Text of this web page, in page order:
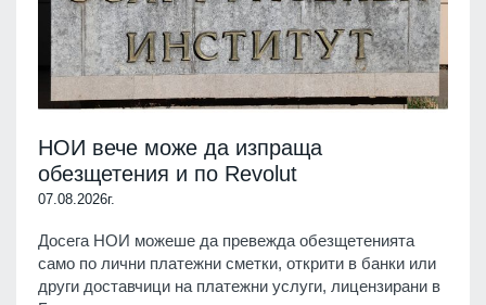
НОИ вече може да изпраща
обезщетения и по Revolut
07.08.2026г.
Досега НОИ можеше да превежда обезщетенията
само по лични платежни сметки, открити в банки или
други доставчици на платежни услуги, лицензирани в